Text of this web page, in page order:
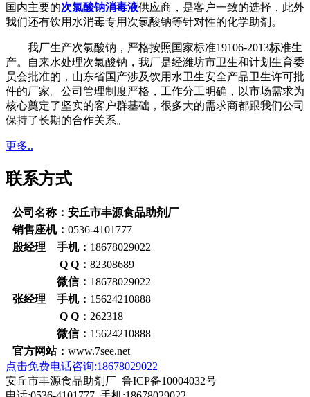
国内主要的次氯酸钠消毒液供应商，是客户一致的选择，此外
我们还有饮用水消毒专用次氯酸钠等针对性的化学助剂。
我厂生产次氯酸钠，严格按照国家标准19106-2013标准生
产。自来水处理次氯酸钠，我厂是经潍坊市卫生和计划生育委
员会批准的，山东省国产涉及饮用水卫生安全产品卫生许可批
件的厂家。公司管理制度严格，工作分工明确，以市场需求为
核心奠定了坚实的客户群基础，很多大的需求商都跟我们公司
保持了长期的合作关系。
更多..
联系方式
公司名称：安丘市丰源食品助剂厂
销售座机： 0536-4101777
殷经理 手机： 18678029022
Q Q： 82308689
微信： 18678029022
张经理 手机： 15624210888
Q Q： 262318
微信： 15624210888
官方网站： www.7see.net
点击免费电话咨询:18678029022
安丘市丰源食品助剂厂 鲁ICP备10004032号